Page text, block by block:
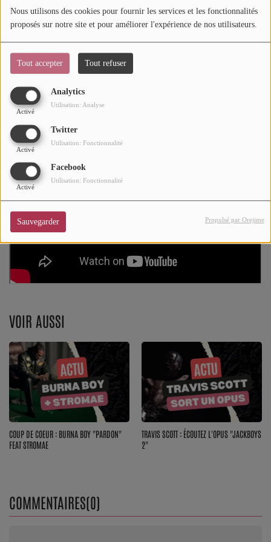
Nous utilisons des cookies pour fournir les services et les fonctionnalités
proposés sur notre site et pour améliorer l'expérience de nos utilisateurs.
Tout accepter Tout refuser
Analytics
Activé
Utilisation: Analyse
Twitter
Activé
Utilisation: Fonctionnalité
Facebook
Activé
Utilisation: Fonctionnalité
Sauvegarder Propulsé par Orejime
Cinéma
Buzz
Dossiers
AGENDA
Concerts
Festivals
CONCOURS
CHARTS
Wiki RnB
SOUL ADDICT RADIO
Grille des programmes
Titres diffusés
Playlist
T'Chat
découvrir ci-dessous. Avec"TaTaTa", Burna etTravis
tiennent le hit de l'été.
Soul-Addict.com , le site de l'Urban-Soul Culture craque sur
"TaTaTa".
VOIR AUSSI
COUP DE COEUR : BURNA BOY "PARDON"
FEAT STROMAE
TRAVIS SCOTT : ÉCOUTEZ L'OPUS "JACKBOYS
2"
COMMENTAIRES(0)